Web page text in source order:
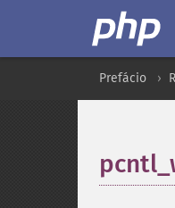
Prefácio